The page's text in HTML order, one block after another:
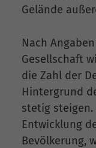
Gelände
Nach
Gesellschaft
die Zahl der
Hintergrund
stetig
Entwicklung
Bevölkerung,